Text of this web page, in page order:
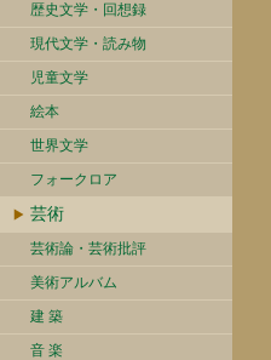
歴史文学・回想録
現代文学・読み物
児童文学
絵本
世界文学
フォークロア
芸術
芸術論・芸術批評
美術アルバム
建 築
音 楽